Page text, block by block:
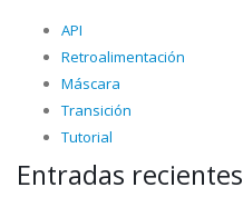
API
Retroalimentación
Máscara
Transición
Tutorial
Entradas recientes